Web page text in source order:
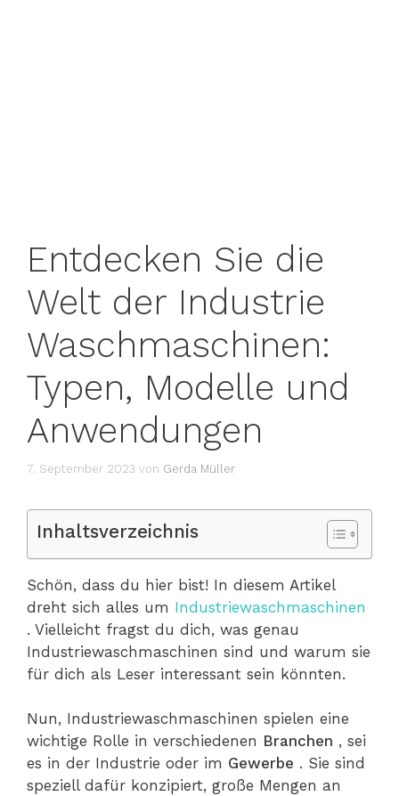
Entdecken Sie die
Welt der Industrie
Waschmaschinen:
Typen, Modelle und
Anwendungen
7. September 2023 von Gerda Müller
Inhaltsverzeichnis
Schön, dass du hier bist! In diesem Artikel
dreht sich alles um Industriewaschmaschinen
. Vielleicht fragst du dich, was genau
Industriewaschmaschinen sind und warum sie
für dich als Leser interessant sein könnten.
Nun, Industriewaschmaschinen spielen eine
wichtige Rolle in verschiedenen Branchen , sei
es in der Industrie oder im Gewerbe . Sie sind
speziell dafür konzipiert, große Mengen an